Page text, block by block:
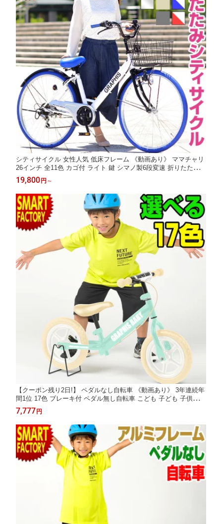
シティサイクル 女性人気 低床フレーム 《動画あり》 ママチャリ
26インチ 全11色 カゴ付 ライト 鍵 シマノ製6段変速 折りたたみ自
転車 自転車 メンズ レディース 女の子 ☆ プレゼント ギフト 防災
猛暑 酷暑対策 熱中症対策 節約
19,800 円 ～
【クーポン残り2日!】 ペダルなし自転車 《動画あり》 3年連続年
間1位 17色 ブレーキ付 ペダル無し自転車 こども 子ども 子供自転
車 幼児 キッズ RBJ ランニングバイクジャパン 大会 ☆ プレゼン
ト ギフト 防災 猛暑 酷暑対策 熱中症対策 節約
7,777 円